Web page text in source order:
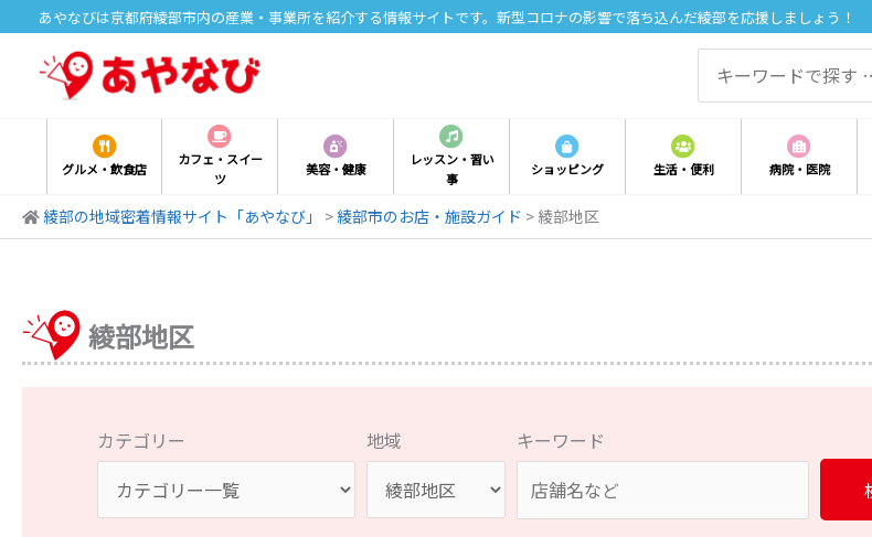
あやなびは京都府綾部市内の産業・事業所を紹介する情報サイトです。新型コロナの影響で落ち込んだ綾部を応援しましょう！
Search
グルメ・飲食店
カフェ・スイー
ツ
美容・健康
レッスン・習い
事
ショッピング 生活・便利 病院・医院
綾部の地域密着情報サイト「あやなび」 >綾部市のお店・施設ガイド > 綾部地区
綾部地区
カテゴリー 地域 キーワード